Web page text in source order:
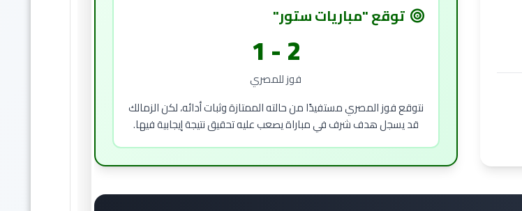
توقع "مباريات ستور"
2 - 1
فوز للمصري
نتوقع فوز المصري مستفيدًا من حالته الممتازة وثبات أدائه، لكن الزمالك
قد يسجل هدف شرف في مباراة يصعب عليه تحقيق نتيجة إيجابية فيها.